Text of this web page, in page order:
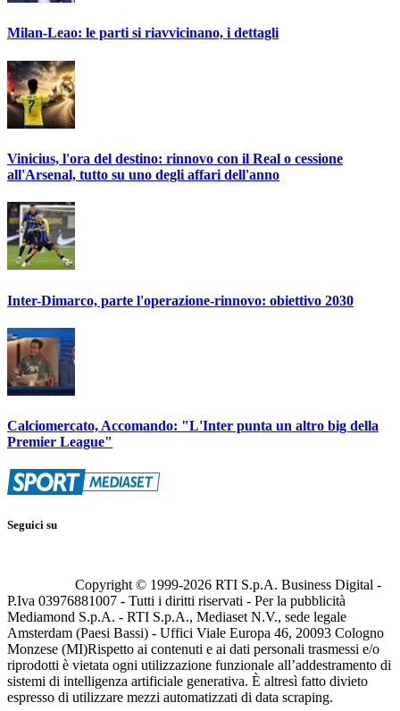
Milan-Leao: le parti si riavvicinano, i dettagli
Vinicius, l'ora del destino: rinnovo con il Real o cessione
all'Arsenal, tutto su uno degli affari dell'anno
Inter-Dimarco, parte l'operazione-rinnovo: obiettivo 2030
Calciomercato, Accomando: "L'Inter punta un altro big della
Premier League"
Seguici su
Copyright © 1999-2026 RTI S.p.A. Business Digital -
P.Iva 03976881007 - Tutti i diritti riservati - Per la pubblicità
Mediamond S.p.A. - RTI S.p.A., Mediaset N.V., sede legale
Amsterdam (Paesi Bassi) - Uffici Viale Europa 46, 20093 Cologno
Monzese (MI)Rispetto ai contenuti e ai dati personali trasmessi e/o
riprodotti è vietata ogni utilizzazione funzionale all’addestramento di
sistemi di intelligenza artificiale generativa. È altresì fatto divieto
espresso di utilizzare mezzi automatizzati di data scraping.